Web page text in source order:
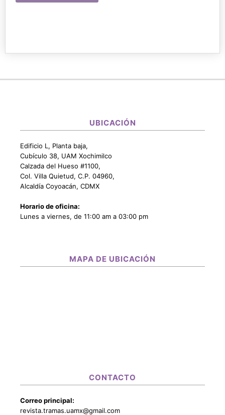
UBICACIÓN
Edificio L, Planta baja,
Cubículo 38, UAM Xochimilco
Calzada del Hueso #1100,
Col. Villa Quietud, C.P. 04960,
Alcaldía Coyoacán, CDMX
Horario de oficina:
Lunes a viernes, de 11:00 am a 03:00 pm
MAPA DE UBICACIÓN
CONTACTO
Correo principal:
revista.tramas.uamx@gmail.com